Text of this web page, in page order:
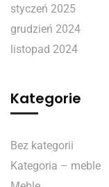
styczeń 2025
grudzień 2024
listopad 2024
Kategorie
Bez kategorii
Kategoria – meble